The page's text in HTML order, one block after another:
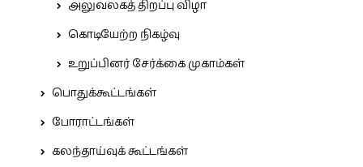
அலுவலகத் திறப்பு விழா
கொடியேற்ற நிகழ்வு
உறுப்பினர் சேர்க்கை முகாம்கள்
பொதுக்கூட்டங்கள்
போராட்டங்கள்
கலந்தாய்வுக் கூட்டங்கள்